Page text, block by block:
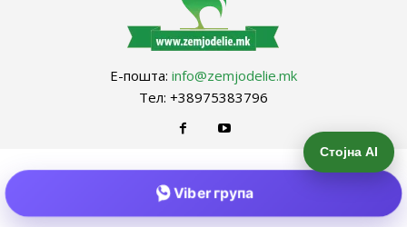
Е-пошта: info@zemjodelie.mk
Тел: +38975383796
Стојна AI
Viber група